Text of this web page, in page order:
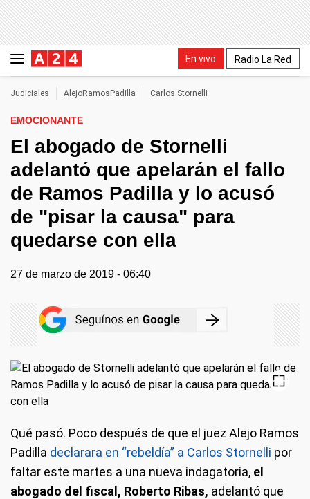
En vivo Radio La Red
Judiciales AlejoRamosPadilla Carlos Stornelli
EMOCIONANTE
El abogado de Stornelli
adelantó que apelarán el fallo
de Ramos Padilla y lo acusó
de "pisar la causa" para
quedarse con ella
27 de marzo de 2019 - 06:40
Qué pasó. Poco después de que el juez Alejo Ramos
Padilla declarara en “rebeldía” a Carlos Stornelli por
faltar este martes a una nueva indagatoria, el
abogado del fiscal, Roberto Ribas, adelantó que